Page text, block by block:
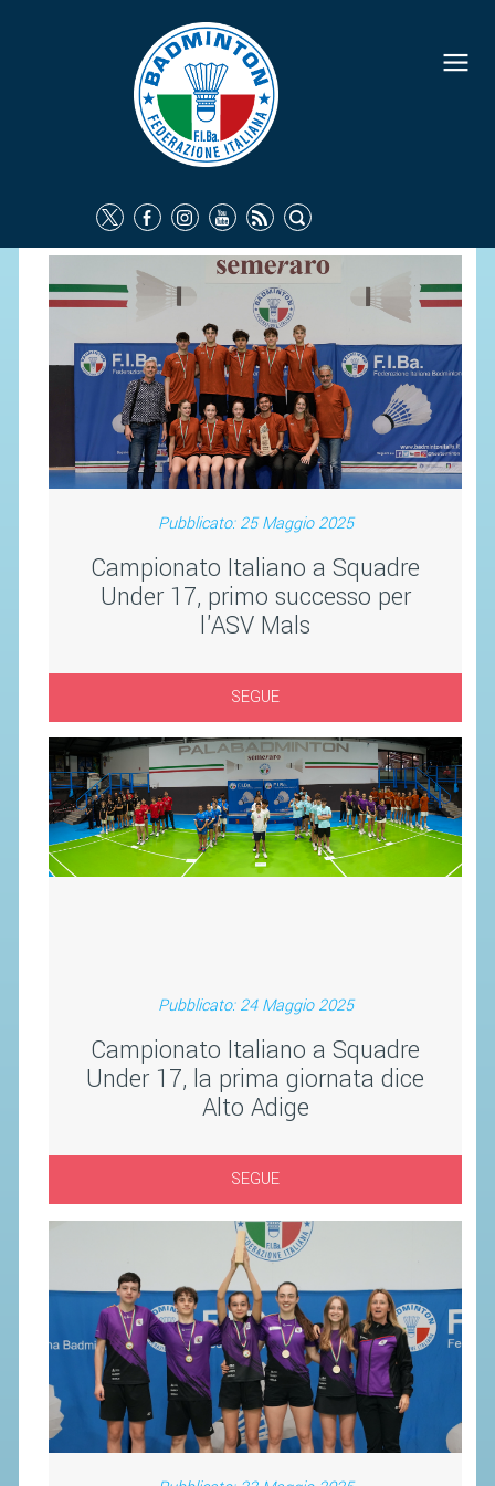
Pubblicato: 25 Maggio 2025
Campionato Italiano a Squadre
Under 17, primo successo per
l'ASV Mals
SEGUE
Pubblicato: 24 Maggio 2025
Campionato Italiano a Squadre
Under 17, la prima giornata dice
Alto Adige
SEGUE
FEDERAZIONE
IDENTITÀ
COMMISSIONI FEDERALI
ORGANI TERRITORIALI
SOCIETÀ SPORTIVE
CARTE FEDERALI
ATTI UFFICIALI
TUTELA DELLA SALUTE -
ANTIDOPING
COMUNICAZIONE E MARKETING
AVVISI E BANDI
CIRCOLARI
SAFEGUARDING
RICHIESTA PATROCINIO
GIUSTIZIA FEDERALE
REGOLAMENTI
STAFF TECNICO
CTF – PALABADMINTON
ATLETI D'INTERESSE NAZIONALE
SCHEDE ATLETI
CENTRI TECNICI TERRITORIALI
COMMISSIONE ATLETI
TESSERAMENTO
AFFILIAZIONE E TESSERAMENTO
QUOTE E TASSE